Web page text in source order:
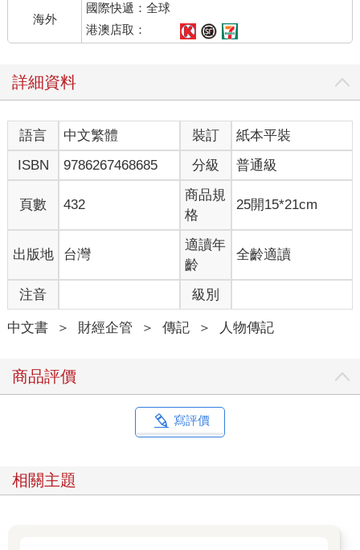
海外
國際快遞：全球
港澳店取：
詳細資料
語言 中文繁體 裝訂
紙本平裝
ISBN
9786267468685 分級 普通級
頁數 432
商品規
格
25開15*21cm
出版地 台灣
適讀年
齡
全齡適讀
注音 級別
中文書 ＞ 財經企管 ＞ 傳記 ＞ 人物傳記
商品評價
寫評價
相關主題